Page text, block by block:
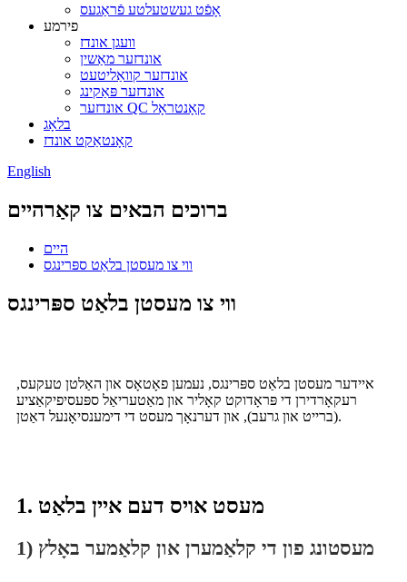
אָפֿט געשטעלטע פֿראַגעס
פירמע
וועגן אונדז
אונדזער מאַשין
אונדזער קוואַליטעט
אונדזער פּאַקינג
אונדזער QC קאָנטראָל
בלאָג
קאָנטאַקט אונדז
English
ברוכים הבאים צו קאַרהיים
היים
ווי צו מעסטן בלאַט ספּרינגס
ווי צו מעסטן בלאַט ספּרינגס
איידער מעסטן בלאַט ספּרינגס, נעמען פאָטאָס און האַלטן טעקעס,
רעקאָרדירן די פּראָדוקט קאָליר און מאַטעריאַל ספּעסיפיקאַציע
(ברייט און גרעב), און דערנאָך מעסט די דימענסיאָנעל דאַטן.
1. מעסט אויס דעם איין בלאַט
1) מעסטונג פון די קלאַמערן און קלאַמער באָלץ